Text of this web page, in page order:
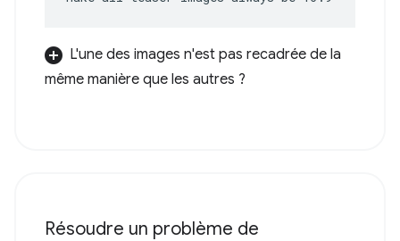
L'une des images n'est pas recadrée de la
même manière que les autres ?
Résoudre un problème de